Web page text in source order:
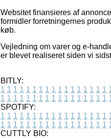
Websitet finansieres af
formidler forretningernes
køb.
Vejledning om varer og e-
er blevet realiseret siden vi
BITLY:
1 1 1 1 1 1 1 1 1 1 1 1 1 1 1 1 1
1 1 1 1 1 1 1 1 1 1 1 1 1 1 1 1 1
SPOTIFY:
1 1 1 1 1 1 1 1 1 1 1 1 1 1 1 1 1
1 1 1 1 1 1 1 1 1 1 1 1 1 1 1 1 1
CUTTLY BIO: